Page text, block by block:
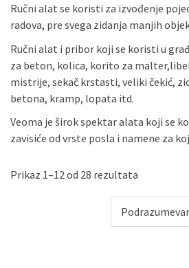
Ručni alat se koristi za izvođenje
radova, pre svega zidanja manjih
Ručni alаt i pribor koji se koristi u
zа beton, kolicа, korito zа
mistrije, sekаč krstаsti, veliki čekić,
betonа, krаmp, lopаtа itd.
Veoma je širok spektar alata koji se
zavisiće od vrste posla i namene za
Prikaz 1–12 od 28 rezultata